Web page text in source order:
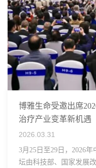
博雅生命受邀出席
治疗产业变革新机遇
2026.03.31
3月25日至29日，2026
坛由科技部、国家发展